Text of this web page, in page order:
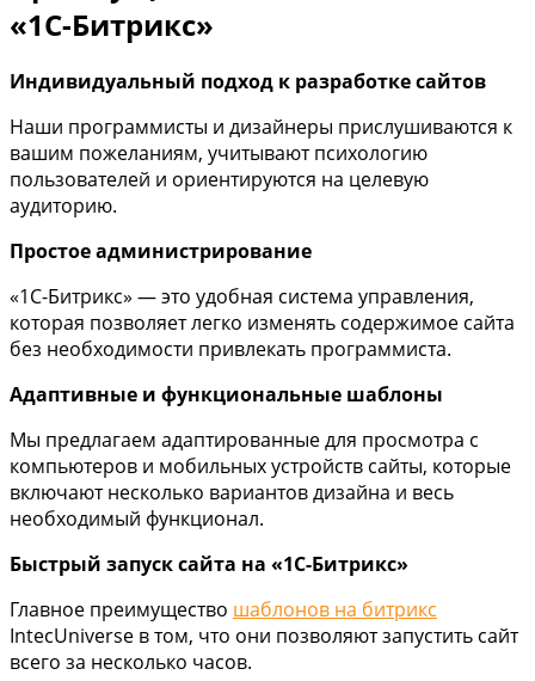
«1С-Битрикс»
Индивидуальный подход к разработке сайтов
Наши программисты и дизайнеры прислушиваются к
вашим пожеланиям, учитывают психологию
пользователей и ориентируются на целевую
аудиторию.
Простое администрирование
«1С-Битрикс» — это удобная система управления,
которая позволяет легко изменять содержимое сайта
без необходимости привлекать программиста.
Адаптивные и функциональные шаблоны
Мы предлагаем адаптированные для просмотра с
компьютеров и мобильных устройств сайты, которые
включают несколько вариантов дизайна и весь
необходимый функционал.
Быстрый запуск сайта на «1С-Битрикс»
Главное преимущество шаблонов на битрикс
IntecUniverse в том, что они позволяют запустить сайт
всего за несколько часов.